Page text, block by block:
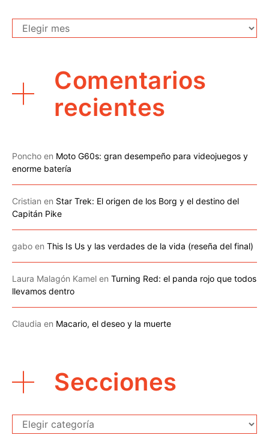
Archivo
Comentarios
recientes
Poncho en Moto G60s: gran desempeño para videojuegos y
enorme batería
Cristian en Star Trek: El origen de los Borg y el destino del
Capitán Pike
gabo en This Is Us y las verdades de la vida (reseña del final)
Laura Malagón Kamel en Turning Red: el panda rojo que todos
llevamos dentro
Claudia en Macario, el deseo y la muerte
Secciones
Secciones